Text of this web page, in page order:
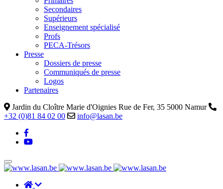
Secondaires
Supérieurs
Enseignement spécialisé
Profs
PECA-Trésors
Presse
Dossiers de presse
Communiqués de presse
Logos
Partenaires
Jardin du Cloître Marie d'Oignies Rue de Fer, 35 5000 Namur
+32 (0)81 84 02 00
info@lasan.be